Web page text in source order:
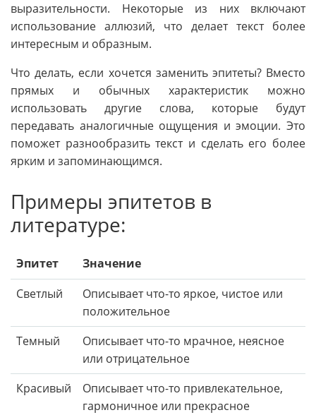
выразительности. Некоторые из них включают
использование аллюзий, что делает текст более
интересным и образным.
Что делать, если хочется заменить эпитеты? Вместо
прямых и обычных характеристик можно
использовать другие слова, которые будут
передавать аналогичные ощущения и эмоции. Это
поможет разнообразить текст и сделать его более
ярким и запоминающимся.
Примеры эпитетов в
литературе:
Эпитет
Значение
Светлый
Описывает что-то яркое, чистое или
положительное
Темный
Описывает что-то мрачное, неясное
или отрицательное
Красивый
Описывает что-то привлекательное,
гармоничное или прекрасное